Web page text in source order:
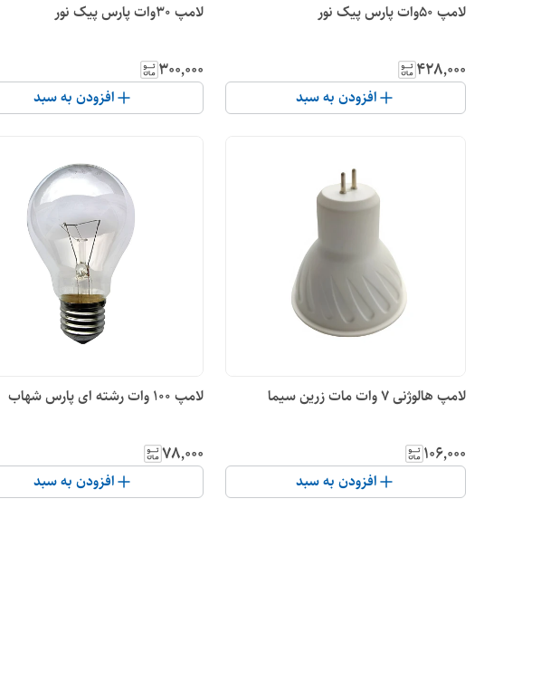
لامپ 50وات پارس پیک نور
۴۲۸٬۰۰۰
افزودن به سبد
لامپ 30وات پارس پیک نور
۳۰۰٬۰۰۰
افزودن به سبد
لامپ هالوژنی 7 وات مات زرین سیما
۱۰۶٬۰۰۰
افزودن به سبد
لامپ 100 وات رشته ای پارس شهاب
۷۸٬۰۰۰
افزودن به سبد